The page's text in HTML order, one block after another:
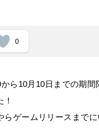
0
ら10月10日までの期
！
らゲームリリースまで